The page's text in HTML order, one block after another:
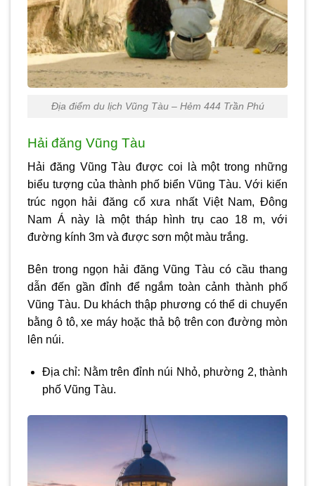
Địa điểm du lịch Vũng Tàu – Hẻm 444 Trần Phú
Hải đăng Vũng Tàu
Hải đăng Vũng Tàu được coi là một trong những
biểu tượng của thành phố biển Vũng Tàu. Với kiến
trúc ngọn hải đăng cổ xưa nhất Việt Nam, Đông
Nam Á này là một tháp hình trụ cao 18 m, với
đường kính 3m và được sơn một màu trắng.
Bên trong ngọn hải đăng Vũng Tàu có cầu thang
dẫn đến gần đỉnh để ngắm toàn cảnh thành phố
Vũng Tàu. Du khách thập phương có thể di chuyển
bằng ô tô, xe máy hoặc thả bộ trên con đường mòn
lên núi.
Địa chỉ: Nằm trên đỉnh núi Nhỏ, phường 2, thành
phố Vũng Tàu.